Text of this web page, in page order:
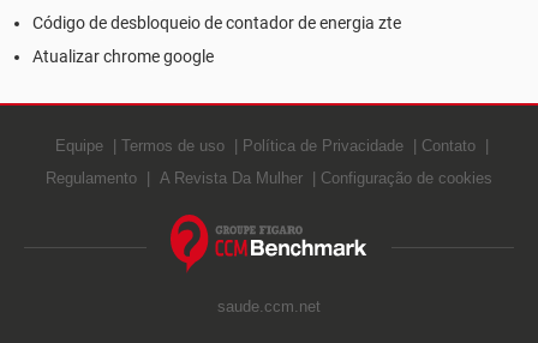
Código de desbloqueio de contador de energia zte
Atualizar chrome google
Equipe Termos de uso Política de Privacidade
Contato
Regulamento
A Revista Da Mulher Configuração de cookies
saude.ccm.net